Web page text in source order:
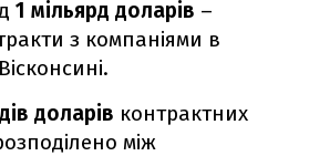
1 мільярд доларів –
з компаніями в
доларів контрактних
між